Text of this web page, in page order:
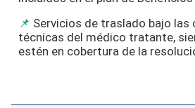
Servicios de traslado bajo las
técnicas del médico tratante,
estén en cobertura de la